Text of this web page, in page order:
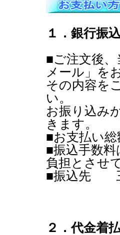
１．銀行振
■ご注文後
メール」を
その内容を
い。
お振り込み
きます。
■お支払い
■振込手数
負担とさせ
■振込先
２．代金着